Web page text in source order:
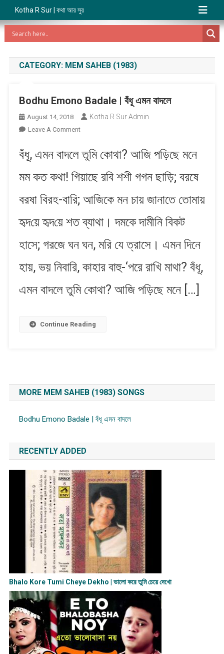
Kotha R Sur | কথা আর সুর
CATEGORY: MEM SAHEB (1983)
Bodhu Emono Badale | বঁধূ এমন বাদলে
August 14, 2018 Kotha R Sur Admin
Leave A CommentOn
Emono
Badale
|
এমন
বঁধূ, এমন বাদলে তুমি কোথা? আজি প​ড়িছে মনে
মম কত কথা! গিয়াছে রবি শশী গগন ছাড়ি; বরষে
বরষা বিরহ​-বারি; আজিকে মন চায় জানাতে তোমায়
হৃদ​য়ে হৃদ​য়ে শত ব্যাথা। দমকে দামীনি বিকট
হাসে; গরজে ঘন ঘন, মরি যে ত্রাসে। এমন দিনে
হায়, ভ​য় নিবারি, কাহার বাহু-‘পরে রাখি মাথা? বঁধূ,
এমন বাদলে তুমি কোথা? আজি প​ড়িছে মনে […]
Continue Reading
MORE MEM SAHEB (1983) SONGS
Bodhu Emono Badale | বঁধূ এমন বাদলে
RECENTLY ADDED
Bhalo Kore Tumi Cheye Dekho | ভালো করে তুমি চেয়ে দেখো